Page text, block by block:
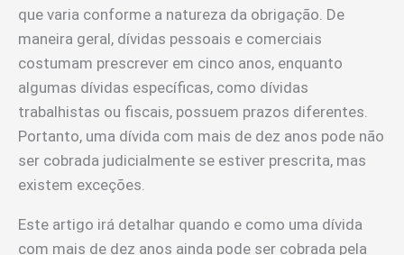
que varia conforme a natureza da obrigação. De
maneira geral, dívidas pessoais e comerciais
costumam prescrever em cinco anos, enquanto
algumas dívidas específicas, como dívidas
trabalhistas ou fiscais, possuem prazos diferentes.
Portanto, uma dívida com mais de dez anos pode não
ser cobrada judicialmente se estiver prescrita, mas
existem exceções.
Este artigo irá detalhar quando e como uma dívida
com mais de dez anos ainda pode ser cobrada pela